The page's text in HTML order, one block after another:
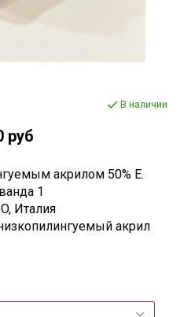
В наличии
руб
акрилом 50% E.
1
Италия
акрил